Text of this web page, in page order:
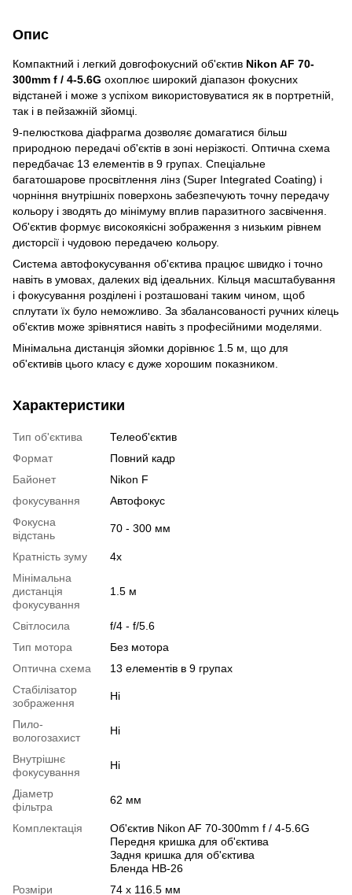
Опис
Компактний і легкий довгофокусний об'єктив Nikon AF 70-
300mm f / 4-5.6G охоплює широкий діапазон фокусних
відстаней і може з успіхом використовуватися як в портретній,
так і в пейзажній зйомці.
9-пелюсткова діафрагма дозволяє домагатися більш
природною передачі об'єктів в зоні нерізкості. Оптична схема
передбачає 13 елементів в 9 групах. Спеціальне
багатошарове просвітлення лінз (Super Integrated Coating) і
чорніння внутрішніх поверхонь забезпечують точну передачу
кольору і зводять до мінімуму вплив паразитного засвічення.
Об'єктив формує високоякісні зображення з низьким рівнем
дисторсії і чудовою передачею кольору.
Система автофокусування об'єктива працює швидко і точно
навіть в умовах, далеких від ідеальних. Кільця масштабування
і фокусування розділені і розташовані таким чином, щоб
сплутати їх було неможливо. За збалансованості ручних кілець
об'єктив може зрівнятися навіть з професійними моделями.
Мінімальна дистанція зйомки дорівнює 1.5 м, що для
об'єктивів цього класу є дуже хорошим показником.
Характеристики
Тип об'єктива
Телеоб'єктив
Формат
Повний кадр
Байонет
Nikon F
фокусування
Автофокус
Фокусна
відстань
70 - 300 мм
Кратність зуму
4x
Мінімальна
дистанція
фокусування
1.5 м
Світлосила
f/4 - f/5.6
Тип мотора
Без мотора
Оптична схема
13 елементів в 9 групах
Стабілізатор
зображення
Ні
Пило-
вологозахист
Ні
Внутрішнє
фокусування
Ні
Діаметр
фільтра
62 мм
Комплектація
Об'єктив Nikon AF 70-300mm f / 4-5.6G
Передня кришка для об'єктива
Задня кришка для об'єктива
Бленда HB-26
Розміри
74 x 116.5 мм